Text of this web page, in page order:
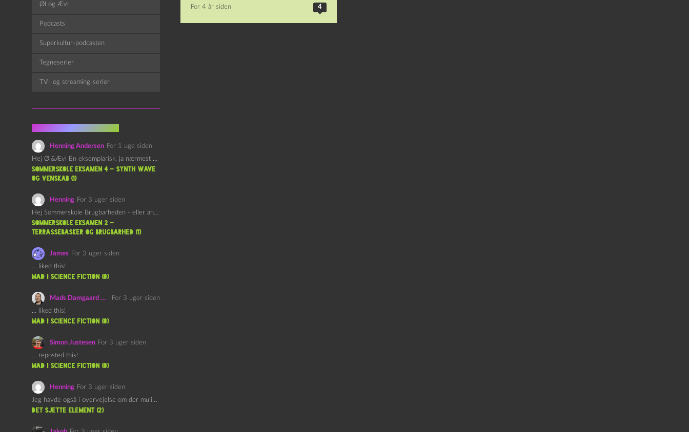
For 4 år siden 4
Øl og Ævl
Podcasts
Superkultur-podcasten
Tegneserier
TV- og streaming-serier
Henning Andersen For 1 uge siden
Hej Øl&Ævl En eksemplarisk, ja nærmest yndefuld, afslutning på SOMMERSKOLEN.…
Sommerskole Eksamen 4 – Synth Wave
og Venskab (1)
Henning For 3 uger siden
Hej Sommerskole Brugbarheden - eller anvendeligheden - af "Øl&Ævl" er…
Sommerskole Eksamen 2 –
Terrassebasker og Brugbarhed (1)
James For 3 uger siden
… liked this!
mad i science fiction (0)
Mads Damgaard Mortensen (Å)
For 3 uger siden
… liked this!
mad i science fiction (0)
Simon Justesen For 3 uger siden
… reposted this!
mad i science fiction (0)
Henning For 3 uger siden
Jeg havde også i overvejelse om der muligvis kunne være…
det sjette element (2)